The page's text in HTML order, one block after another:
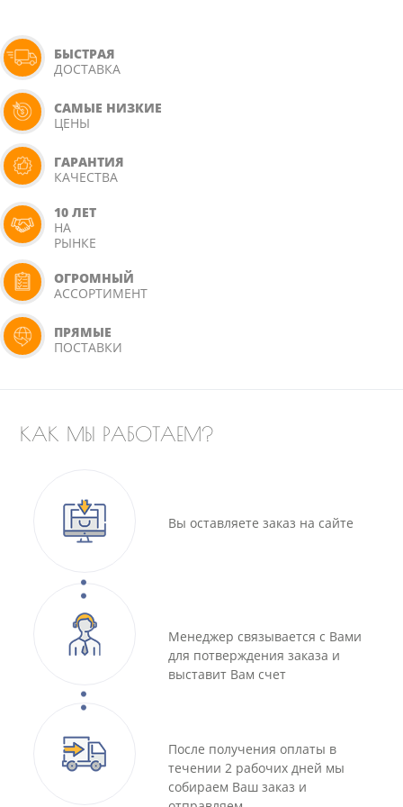
БЫСТРАЯ
ДОСТАВКА
САМЫЕ НИЗКИЕ
ЦЕНЫ
ГАРАНТИЯ
КАЧЕСТВА
10 ЛЕТ
НА
РЫНКЕ
ОГРОМНЫЙ
АССОРТИМЕНТ
ПРЯМЫЕ
ПОСТАВКИ
КАК МЫ РАБОТАЕМ?
Вы оставляете заказ на сайте
Менеджер связывается с Вами
для потверждения заказа и
выставит Вам счет
После получения оплаты в
течении 2 рабочих дней мы
собираем Ваш заказ и